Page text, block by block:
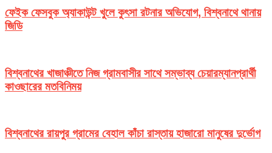
ফেইক ফেসবুক অ্যাকাউন্ট খুলে কুৎসা রটনার অভিযোগ, বিশ্বনাথে থানায়
জিডি
বিশ্বনাথের খাজাঞ্চীতে নিজ গ্রামবাসীর সাথে সম্ভাব্য চেয়ারম্যানপ্রার্থী
কাওছারের মতবিনিময়
বিশ্বনাথের রায়পুর গ্রামের বেহাল কাঁচা রাস্তায় হাজারো মানুষের দুর্ভোগ